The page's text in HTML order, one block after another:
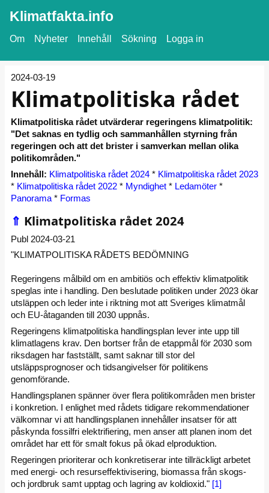
Klimatfakta.info
Om Nyheter Innehåll Sökning Logga in
2024-03-19
Klimatpolitiska rådet
Klimatpolitiska rådet utvärderar regeringens klimatpolitik:
"Det saknas en tydlig och sammanhållen styrning från
regeringen och att det brister i samverkan mellan olika
politikområden."
Innehåll: Klimatpolitiska rådet 2024 * Klimatpolitiska rådet 2023
* Klimatpolitiska rådet 2022 * Myndighet * Ledamöter *
Panorama * Formas
⇑ Klimatpolitiska rådet 2024
Publ 2024-03-21
"KLIMATPOLITISKA RÅDETS BEDÖMNING
Regeringens målbild om en ambitiös och effektiv klimatpolitik
speglas inte i handling. Den beslutade politiken under 2023 ökar
utsläppen och leder inte i riktning mot att Sveriges klimatmål
och EU-åtaganden till 2030 uppnås.
Regeringens klimatpolitiska handlingsplan lever inte upp till
klimatlagens krav. Den bortser från de etappmål för 2030 som
riksdagen har fastställt, samt saknar till stor del
utsläppsprognoser och tidsangivelser för politikens
genomförande.
Handlingsplanen spänner över flera politikområden men brister
i konkretion. I enlighet med rådets tidigare rekommendationer
välkomnar vi att handlingsplanen innehåller insatser för att
påskynda fossilfri elektrifiering, men anser att planen inom det
området har ett för smalt fokus på ökad elproduktion.
Regeringen prioriterar och konkretiserar inte tillräckligt arbetet
med energi- och resurseffektivisering, biomassa från skogs-
och jordbruk samt upptag och lagring av koldioxid." [1]